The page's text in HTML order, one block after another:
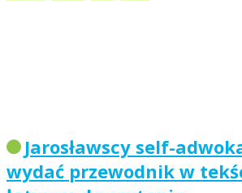
Jarosławscy self-
wydać przewodnik w